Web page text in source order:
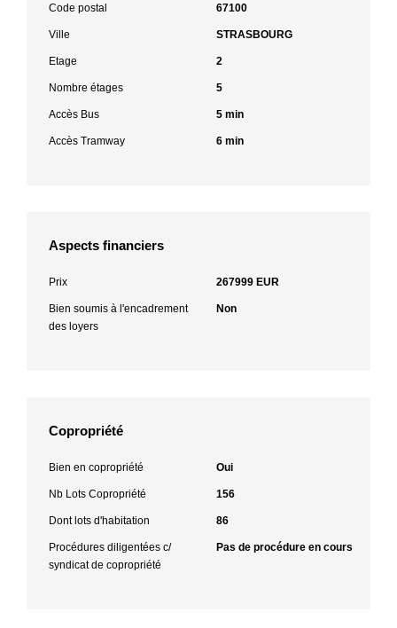
Code postal 67100
Ville STRASBOURG
Etage 2
Nombre étages 5
Accès Bus 5 min
Accès Tramway 6 min
Aspects financiers
Prix 267999 EUR
Bien soumis à l'encadrement
des loyers
Non
Copropriété
Bien en copropriété Oui
Nb Lots Copropriété 156
Dont lots d'habitation 86
Procédures diligentées c/
syndicat de copropriété
Pas de procédure en cours